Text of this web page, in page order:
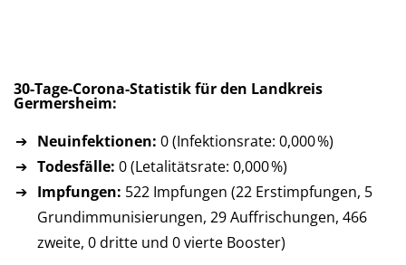
30-Tage-Corona-Statistik für den Landkreis
Germersheim:
Neuinfektionen: 0 (Infektionsrate: 0,000 %)
Todesfälle: 0 (Letalitätsrate: 0,000 %)
Impfungen: 522 Impfungen (22 Erst­imp­fun­gen, 5
Grund­im­mu­ni­sie­run­gen, 29 Auf­fri­schun­gen, 466
zweite, 0 dritte und 0 vierte Booster)